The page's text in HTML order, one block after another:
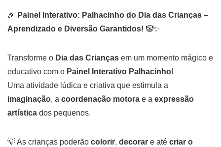
🎉 Painel Interativo: Palhacinho do Dia das Crianças –
Aprendizado e Diversão Garantidos! 🤡✨
Transforme o Dia das Crianças em um momento mágico e
educativo com o Painel Interativo Palhacinho!
Uma atividade lúdica e criativa que estimula a
imaginação, a coordenação motora e a expressão
artística dos pequenos.
💡 As crianças poderão colorir, decorar e até criar o